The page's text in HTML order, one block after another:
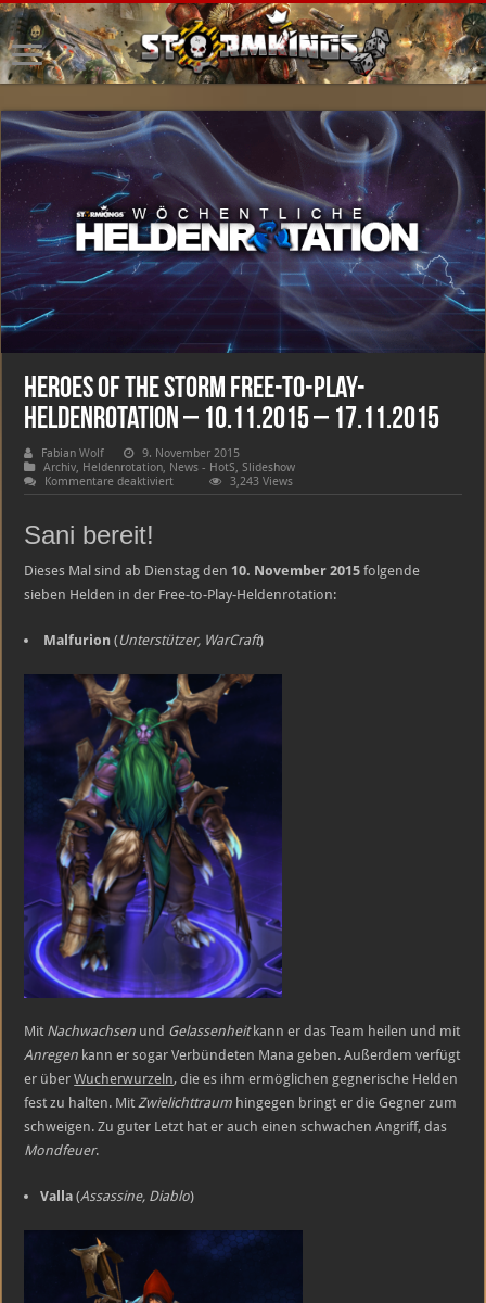
Heroes of the Storm Free-to-Play-
Heldenrotation – 10.11.2015 – 17.11.2015
Fabian Wolf
9. November 2015
Archiv, Heldenrotation, News - HotS,Slideshow
Kommentare deaktiviertfür
Heroes
to-
Play-
Heldenrotation
–
17.11.2015
3,243 Views
Sani bereit!
Dieses Mal sind ab Dienstag den10. November 2015 folgende
sieben Helden in der Free-to-Play-Heldenrotation:
Malfurion (Unterstützer, WarCraft)
Mit Nachwachsen und Gelassenheitkann er das Team heilen und mit
Anregen kann er sogar Verbündeten Mana geben. Außerdem verfügt
er überWucherwurzeln, die es ihm ermöglichen gegnerische Helden
fest zu halten. Mit Zwielichttraum hingegen bringt er die Gegner zum
schweigen. Zu guter Letzt hat er auch einen schwachen Angriff, das
Mondfeuer.
Valla (Assassine, Diablo)